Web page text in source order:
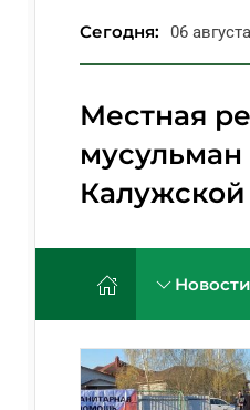
Перейти к содержимому
Сегодня: 06
Местная
Калужской
Новости